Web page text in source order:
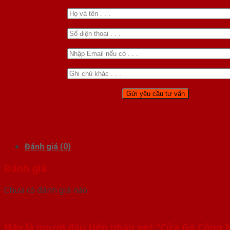
Đánh giá (0)
Đánh giá
Chưa có đánh giá nào.
Hãy là người đầu tiên nhận xét “Cửa Gỗ Công